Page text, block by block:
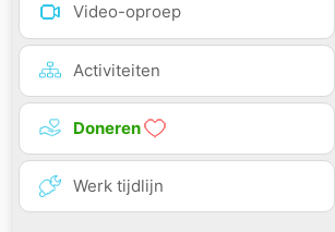
Video-oproep
Activiteiten
Doneren
Werk tijdlijn